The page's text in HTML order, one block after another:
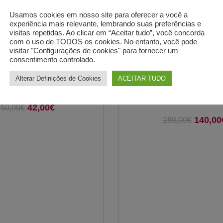
Bandolete T68
50,00€ O preço original era:
42,00€O preço atual
-50%
VER OPÇÕES
280,00€ O
140,00
Usamos cookies em nosso site para oferecer a você a
experiência mais relevante, lembrando suas preferências e
visitas repetidas. Ao clicar em “Aceitar tudo”, você concorda
com o uso de TODOS os cookies. No entanto, você pode
visitar "Configurações de cookies" para fornecer um
consentimento controlado.
Alterar Definições de Cookies ACEITAR TUDO